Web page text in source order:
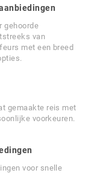
gehoorde
van
met een breed
gemaakte reis met
voorkeuren.
voor snelle